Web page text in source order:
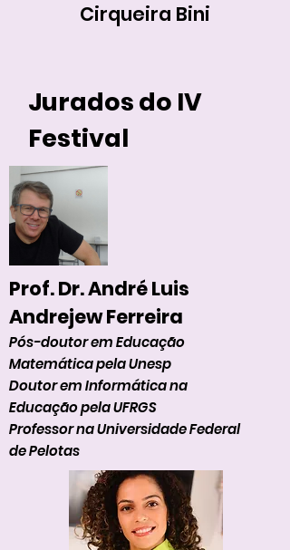
Cirqueira Bini
Jurados do IV
Festival
Prof. Dr. André Luis
Andrejew Ferreira
Pós-doutor em Educação
Matemática pela Unesp
Doutor em Informática na
Educação pela UFRGS
Professor na Universidade Federal
de Pelotas